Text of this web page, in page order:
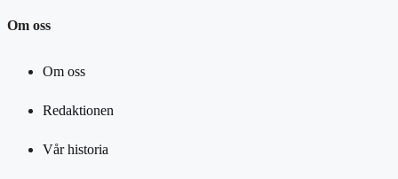
Om oss
Om oss
Redaktionen
Vår historia